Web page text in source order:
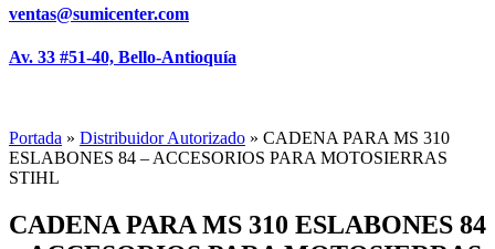
ventas@sumicenter.com
Av. 33 #51-40, Bello-Antioquía
Portada » Distribuidor Autorizado » CADENA PARA MS 310
ESLABONES 84 – ACCESORIOS PARA MOTOSIERRAS
STIHL
CADENA PARA MS 310 ESLABONES 84